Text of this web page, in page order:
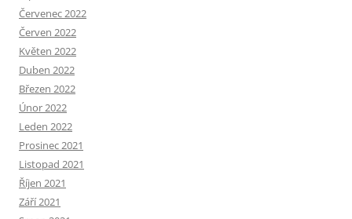
Červenec 2022
Červen 2022
Květen 2022
Duben 2022
Březen 2022
Únor 2022
Leden 2022
Prosinec 2021
Listopad 2021
Říjen 2021
Září 2021